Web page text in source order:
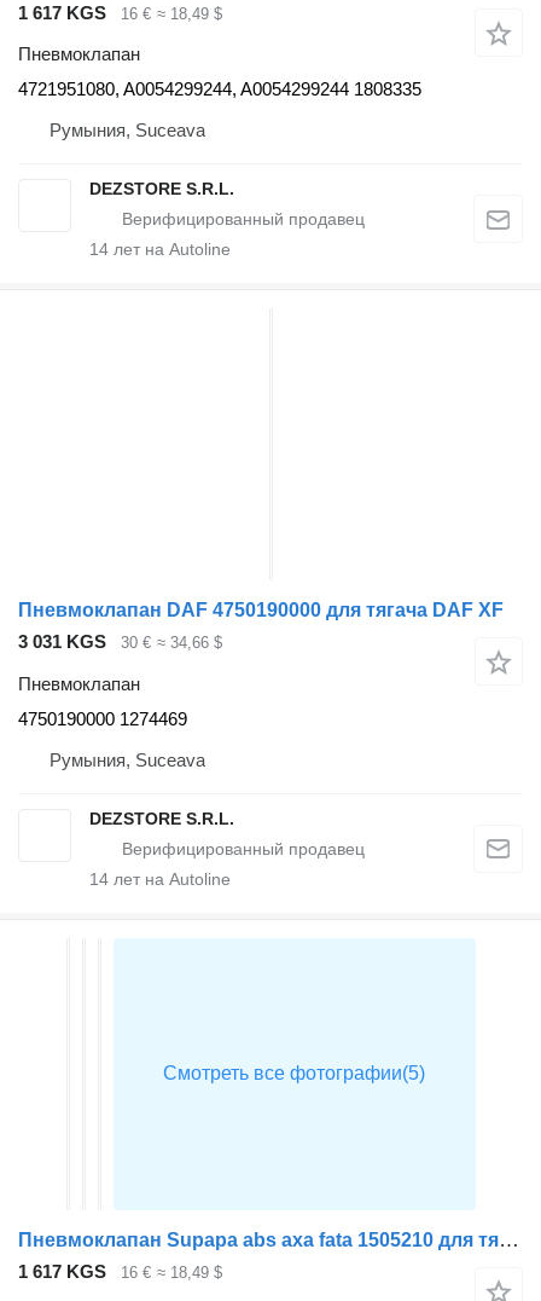
1 617 KGS
16 € ≈ 18,49 $
Пневмоклапан
4721951080, A0054299244, A0054299244 1808335
Румыния, Suceava
DEZSTORE S.R.L.
14 лет на Autoline
Пневмоклапан DAF 4750190000 для тягача DAF XF
3 031 KGS
30 € ≈ 34,66 $
Пневмоклапан
4750190000 1274469
Румыния, Suceava
DEZSTORE S.R.L.
14 лет на Autoline
Пневмоклапан Supapa abs axa fata 1505210 для тягача DAF XF105
1 617 KGS 16 € ≈ 18,49 $